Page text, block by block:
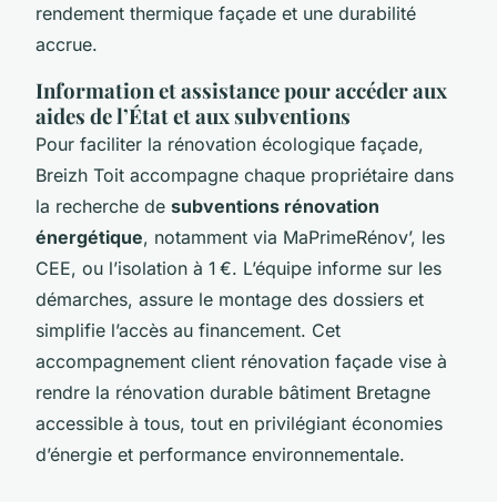
rendement thermique façade et une durabilité
accrue.
Information et assistance pour accéder aux
aides de l’État et aux subventions
Pour faciliter la rénovation écologique façade,
Breizh Toit accompagne chaque propriétaire dans
la recherche de subventions rénovation
énergétique, notamment via MaPrimeRénov’, les
CEE, ou l’isolation à 1 €. L’équipe informe sur les
démarches, assure le montage des dossiers et
simplifie l’accès au financement. Cet
accompagnement client rénovation façade vise à
rendre la rénovation durable bâtiment Bretagne
accessible à tous, tout en privilégiant économies
d’énergie et performance environnementale.